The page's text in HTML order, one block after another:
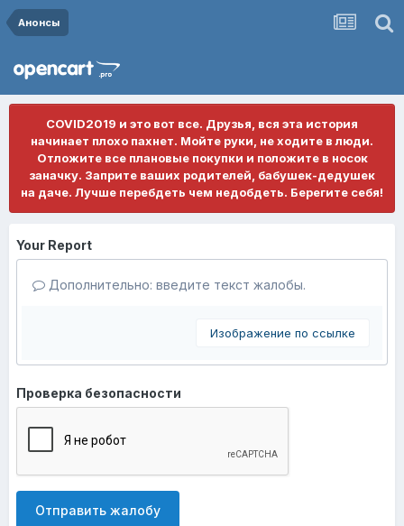
Анонсы
COVID2019 и это вот все. Друзья, вся эта история
начинает плохо пахнет. Мойте руки, не ходите в люди.
Отложите все плановые покупки и положите в носок
заначку. Заприте ваших родителей, бабушек-дедушек
на даче. Лучше перебдеть чем недобдеть. Берегите себя!
Your Report
Дополнительно: введите текст жалобы.
Изображение по ссылке
Проверка безопасности
Отправить жалобу